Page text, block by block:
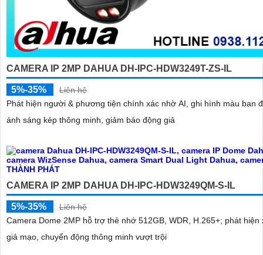
CAMERA IP 2MP DAHUA DH-IPC-HDW3249T-ZS-IL
5%-35%
Liên hệ
Phát hiện người & phương tiện chính xác nhờ AI, ghi hình màu ban
ánh sáng kép thông minh, giảm báo động giả
CAMERA IP 2MP DAHUA DH-IPC-HDW3249QM-S-IL
5%-35%
Liên hệ
Camera Dome 2MP hỗ trợ thẻ nhớ 512GB, WDR, H.265+; phát hiện
giả mạo, chuyển động thông minh vượt trội